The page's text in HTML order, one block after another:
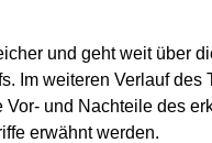
und geht weit über
Im weiteren Verlauf des
und Nachteile des
erwähnt werden.